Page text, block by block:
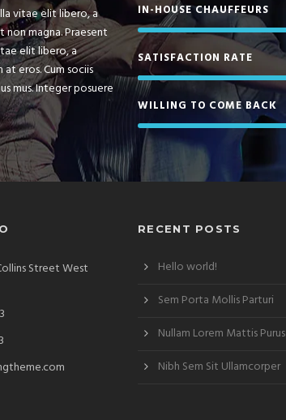
vitae elit libero, a
non magna. Praesent
elit libero, a
eros. Cum sociis
mus. Integer posuere
IN-HOUSE CHAUFFEURS
SATISFACTION RATE
WILLING TO COME BACK
Street West
RECENT POSTS
Hello world!
Sem Porta Mollis Parturi
Nullam Lorem Mattis Purus
Nibh Sem Sit Ullamcorper